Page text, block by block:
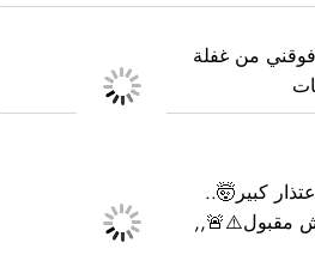
فوقني من غفلة
كبير🤯..
مقبول⚠️🚨,,